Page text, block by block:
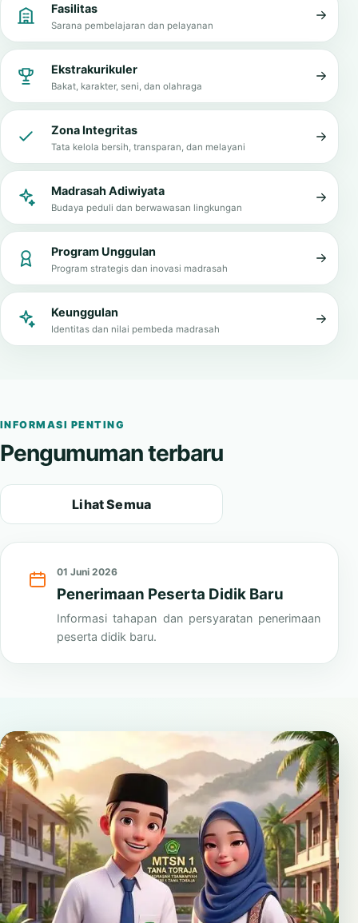
Fasilitas
Sarana pembelajaran dan pelayanan
Ekstrakurikuler
Bakat, karakter, seni, dan olahraga
Zona Integritas
Tata kelola bersih, transparan, dan melayani
Madrasah Adiwiyata
Budaya peduli dan berwawasan lingkungan
Program Unggulan
Program strategis dan inovasi madrasah
Keunggulan
Identitas dan nilai pembeda madrasah
INFORMASI PENTING
Pengumuman terbaru
Lihat Semua
01 Juni 2026
Penerimaan Peserta Didik Baru
Informasi tahapan dan persyaratan penerimaan
peserta didik baru.